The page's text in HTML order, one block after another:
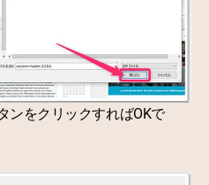
ンをクリックすればOKで